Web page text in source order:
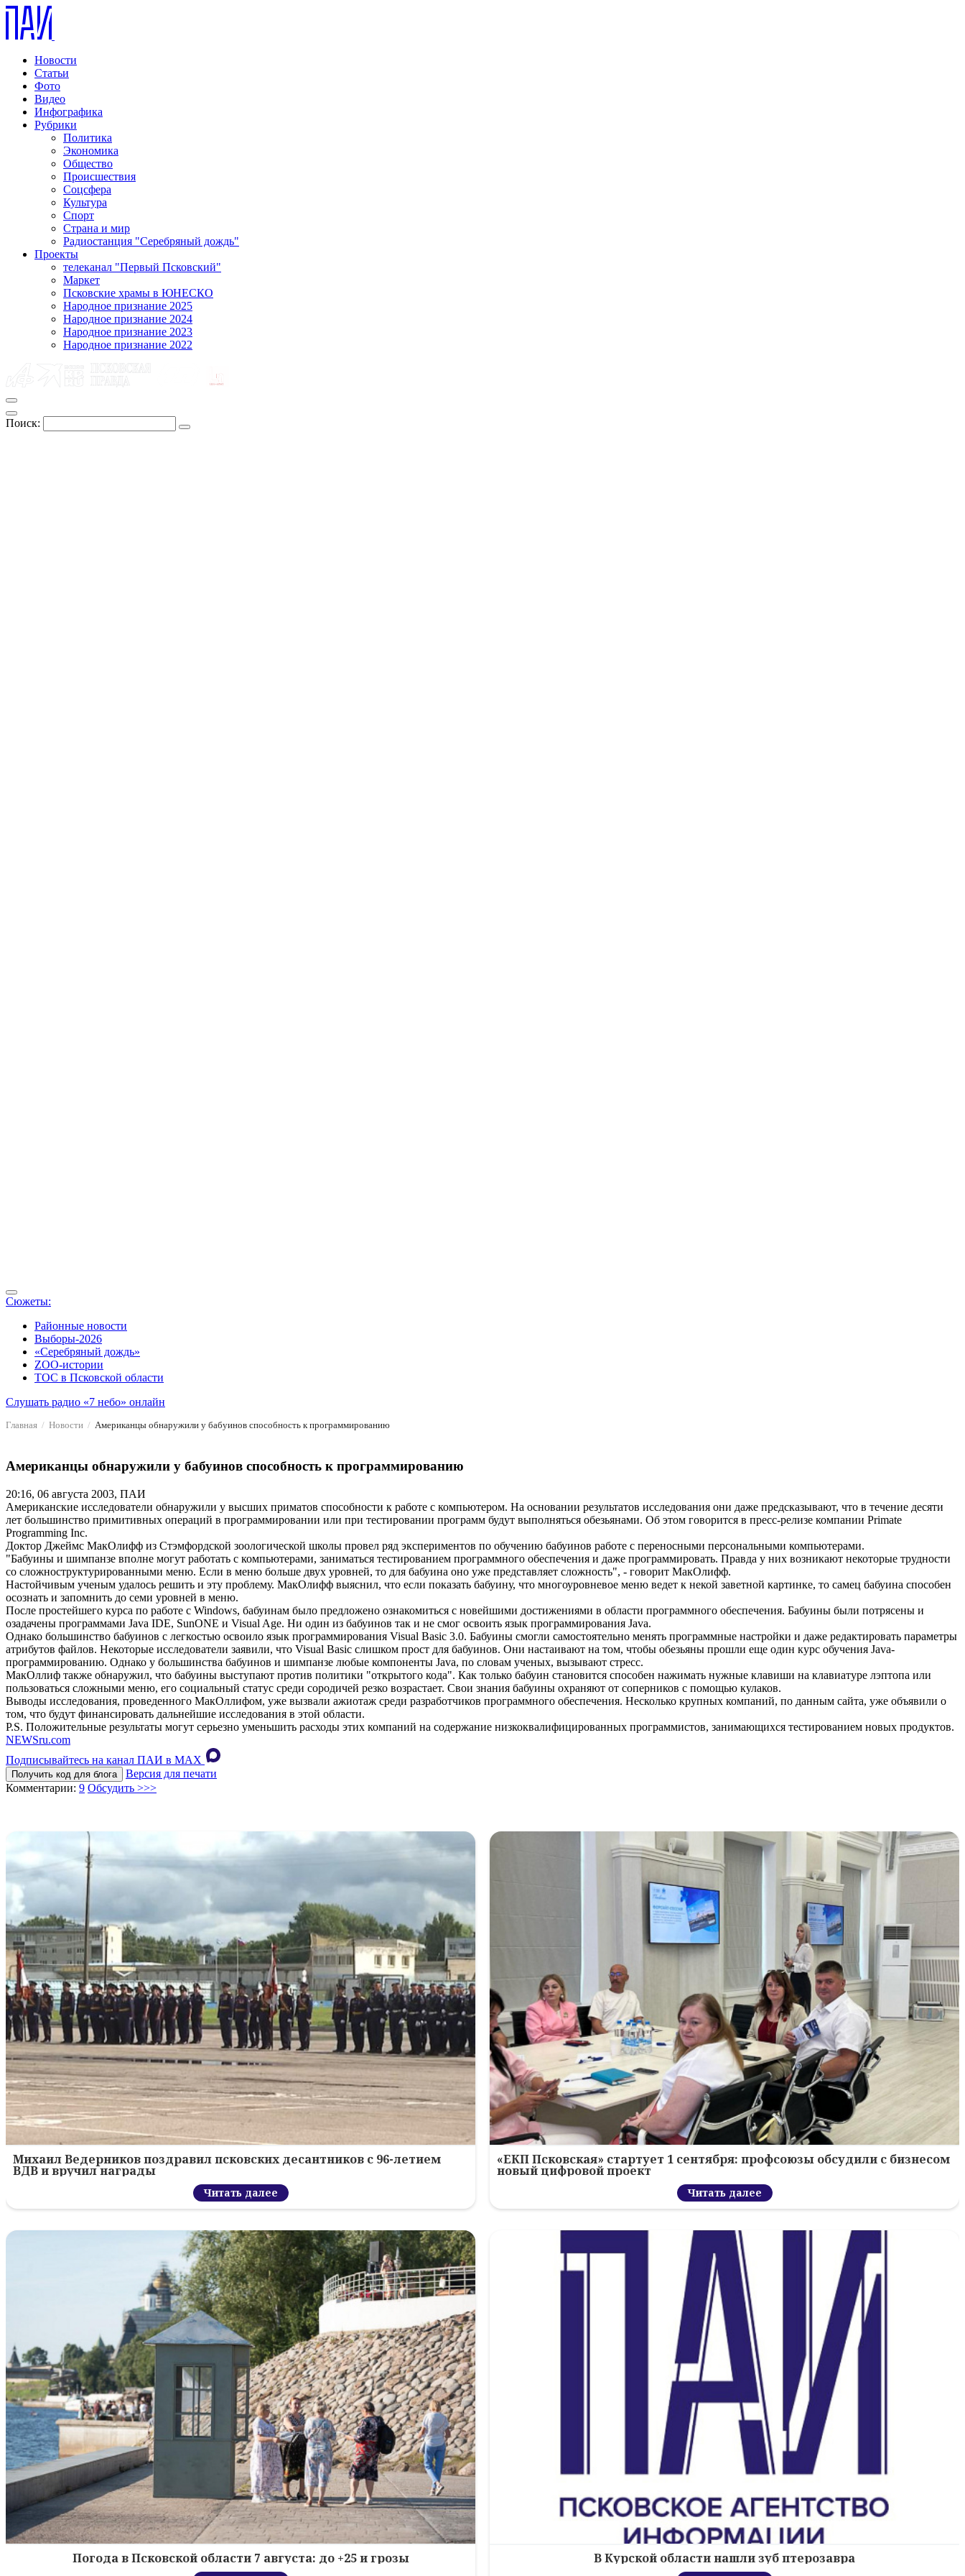
Новости
Статьи
Фото
Видео
Инфографика
Рубрики
Политика
Экономика
Общество
Происшествия
Соцсфера
Культура
Спорт
Страна и мир
Радиостанция "Серебряный дождь"
Проекты
телеканал "Первый Псковский"
Маркет
Псковские храмы в ЮНЕСКО
Народное признание 2025
Народное признание 2024
Народное признание 2023
Народное признание 2022
Поиск:
Сюжеты:
Районные новости
Выборы-2026
«Серебряный дождь»
ZOO-истории
ТОС в Псковской области
Слушать радио «7 небо» онлайн
Главная Новости Американцы обнаружили у бабуинов способность к программированию
Американцы обнаружили у бабуинов способность к программированию
20:16, 06 августа 2003, ПАИ
Американские исследователи обнаружили у высших приматов способности к работе с компьютером. На основании результатов исследования они даже предсказывают, что в течение десяти
лет большинство примитивных операций в программировании или при тестировании программ будут выполняться обезьянами. Об этом говорится в пресс-релизе компании Primate
Programming Inc.
Доктор Джеймс МакОлифф из Стэмфордской зоологической школы провел ряд экспериментов по обучению бабуинов работе с переносными персональными компьютерами.
"Бабуины и шимпанзе вполне могут работать с компьютерами, заниматься тестированием программного обеспечения и даже программировать. Правда у них возникают некоторые трудности
со сложноструктурированными меню. Если в меню больше двух уровней, то для бабуина оно уже представляет сложность", - говорит МакОлифф.
Настойчивым ученым удалось решить и эту проблему. МакОлифф выяснил, что если показать бабуину, что многоуровневое меню ведет к некой заветной картинке, то самец бабуина способен
осознать и запомнить до семи уровней в меню.
После простейшего курса по работе с Windows, бабуинам было предложено ознакомиться с новейшими достижениями в области программного обеспечения. Бабуины были потрясены и
озадачены программами Java IDE, SunONE и Visual Age. Ни один из бабуинов так и не смог освоить язык программирования Java.
Однако большинство бабуинов с легкостью освоило язык программирования Visual Basic 3.0. Бабуины смогли самостоятельно менять программные настройки и даже редактировать параметры
атрибутов файлов. Некоторые исследователи заявили, что Visual Basic слишком прост для бабуинов. Они настаивают на том, чтобы обезьяны прошли еще один курс обучения Java-
программированию. Однако у большинства бабуинов и шимпанзе любые компоненты Java, по словам ученых, вызывают стресс.
МакОллиф также обнаружил, что бабуины выступают против политики "открытого кода". Как только бабуин становится способен нажимать нужные клавиши на клавиатуре лэптопа или
пользоваться сложными меню, его социальный статус среди сородичей резко возрастает. Свои знания бабуины охраняют от соперников с помощью кулаков.
Выводы исследования, проведенного МакОллифом, уже вызвали ажиотаж среди разработчиков программного обеспечения. Несколько крупных компаний, по данным сайта, уже объявили о
том, что будут финансировать дальнейшие исследования в этой области.
Р.S. Положительные результаты могут серьезно уменьшить расходы этих компаний на содержание низкоквалифицированных программистов, занимающихся тестированием новых продуктов.
NEWSru.com
Подписывайтесь на канал ПАИ в MAХ
Получить код для блога
Версия для печати
Комментарии: 9 Обсудить >>>
Михаил Ведерников поздравил псковских десантников с 96-летием
ВДВ и вручил награды
Читать далее
«ЕКП Псковская» стартует 1 сентября: профсоюзы обсудили с бизнесом
новый цифровой проект
Читать далее
Погода в Псковской области 7 августа: до +25 и грозы В Курской области нашли зуб птерозавра